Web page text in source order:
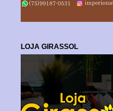
LOJA GIRASSOL